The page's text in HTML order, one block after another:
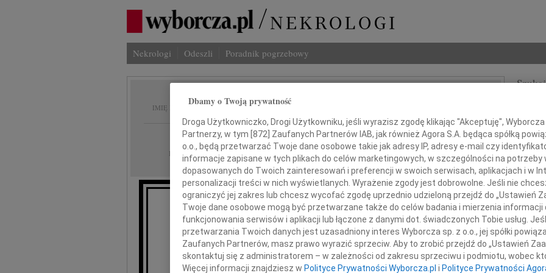
Nekrologi Odeszli Poradnik pogrzebowy
IMIĘ I NAZWISKO: Andrzej Mikosz
REGION: Kraków
DATA EMISJI: 27.07.2012
W dniu 24 lipca 2012 roku, po krótkiej i ciężkiej chorobie,
opatrzony świętymi sakramentami,
odszedł w wieku 71 lat
nasz kochany Mąż, Ojciec, Dziadek i Brat
INNE
Z
Z
Mgr
Dbamy o Twoją prywatność
Droga Użytkowniczko, Drogi Użytkowniku, jeśli wyrazisz zgodę klikając "Akceptuję",
Partnerzy, w tym [ 872 ] Zaufanych Partnerów IAB, jak również Agora S.A. będąca spółką
o.o., będą przetwarzać Twoje dane osobowe takie jak adresy IP, adresy e-mail czy
informacje zapisane w tych plikach do celów marketingowych, w szczególności na potrzeby
dopasowanych do Twoich zainteresowań i preferencji w swoich serwisach, aplikacjach i w
personalizacji treści w nich wyświetlanych. Wyrażenie zgody jest dobrowolne. Jeśli nie
ograniczyć jej zakres lub chcesz wycofać zgodę uprzednio udzieloną przejdź do „Ustawień
Twoje dane osobowe mogą być przetwarzane także do celów badania i mierzenia
funkcjonowania serwisów i aplikacji lub łączone z danymi dot. świadczonych Tobie usług.
przetwarzania Twoich danych jest uzasadniony interes Wyborcza sp. z o.o., jej spółki
Zaufanych Partnerów, masz prawo wyrazić sprzeciw. Aby to zrobić przejdź do „Ustawień
skontaktuj się z administratorem – w zależności od zakresu sprzeciwu i podmiotu, wobec
Więcej informacji znajdziesz w Polityce Prywatności Wyborcza.pl i Polityce Prywatności